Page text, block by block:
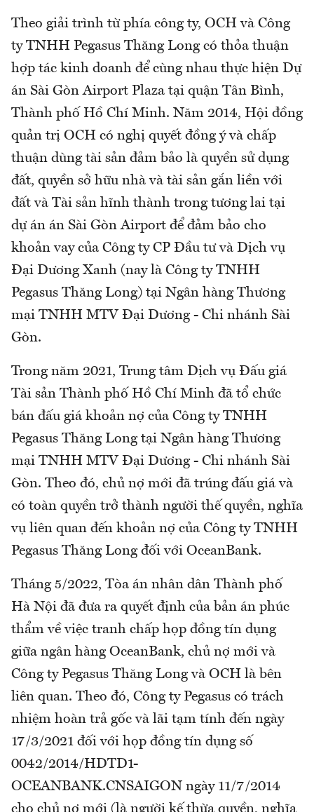
Theo giải trình từ phía công ty, OCH và Công
ty TNHH Pegasus Thăng Long có thỏa thuận
hợp tác kinh doanh để cùng nhau thực hiện Dự
án Sài Gòn Airport Plaza tại quận Tân Bình,
Thành phố Hồ Chí Minh. Năm 2014, Hội đồng
quản trị OCH có nghị quyết đồng ý và chấp
thuận dùng tài sản đảm bảo là quyền sử dụng
đất, quyền sở hữu nhà và tài sản gắn liền với
đất và Tài sản hĩnh thành trong tương lai tại
dự án án Sài Gòn Airport để đảm bảo cho
khoản vay của Công ty CP Đầu tư và Dịch vụ
Đại Dương Xanh (nay là Công ty TNHH
Pegasus Thăng Long) tại Ngân hàng Thương
mại TNHH MTV Đại Dương - Chi nhánh Sài
Gòn.
Trong năm 2021, Trung tâm Dịch vụ Đấu giá
Tài sản Thành phố Hồ Chí Minh đã tổ chức
bán đấu giá khoản nợ của Công ty TNHH
Pegasus Thăng Long tại Ngân hàng Thương
mại TNHH MTV Đại Dương - Chi nhánh Sài
Gòn. Theo đó, chủ nợ mới đã trúng đấu giá và
có toàn quyền trở thành người thế quyền, nghĩa
vụ liên quan đến khoản nợ của Công ty TNHH
Pegasus Thăng Long đối với OceanBank.
Tháng 5/2022, Tòa án nhân dân Thành phố
Hà Nội đã đưa ra quyết định của bản án phúc
thẩm về việc tranh chấp họp đồng tín dụng
giữa ngân hàng OceanBank, chủ nợ mới và
Công ty Pegasus Thăng Long và OCH là bên
liên quan. Theo đó, Công ty Pegasus có trách
nhiệm hoàn trả gốc và lãi tạm tính đến ngày
17/3/2021 đối với họp đồng tín dụng số
0042/2014/HDTD1-
OCEANBANK.CNSAIGON ngày 11/7/2014